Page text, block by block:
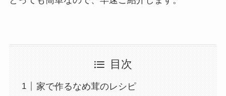
目次
家で作るなめ茸のレシピ